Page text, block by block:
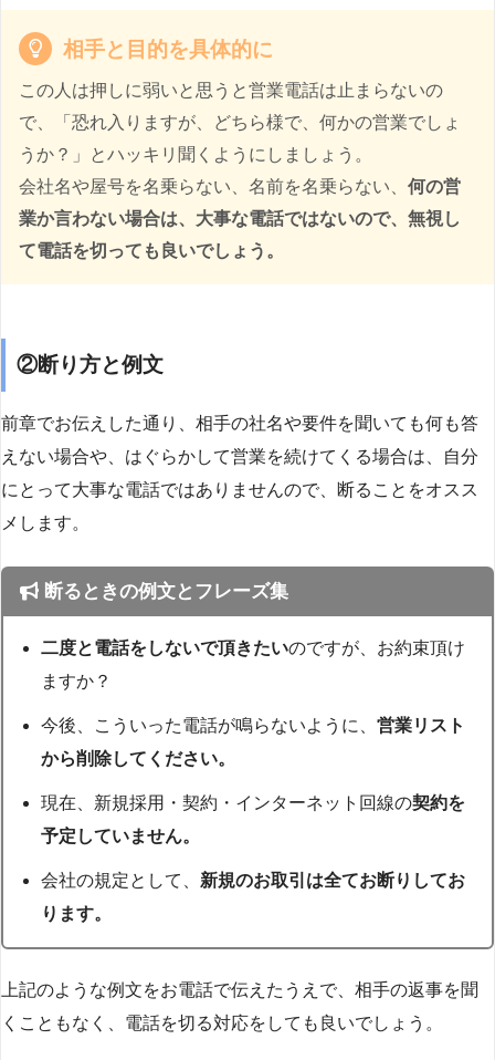
相手と目的を具体的に
この人は押しに弱いと思うと営業電話は止まらないの
で、「恐れ入りますが、どちら様で、何かの営業でしょ
うか？」とハッキリ聞くようにしましょう。
会社名や屋号を名乗らない、名前を名乗らない、 何の営
業か言わない場合は、大事な電話ではないので、無視し
て電話を切っても良いでしょう。
②断り方と例文
前章でお伝えした通り、相手の社名や要件を聞いても何も答
えない場合や、はぐらかして営業を続けてくる場合は、自分
にとって大事な電話ではありませんので、断ることをオスス
メします。
断るときの例文とフレーズ集
二度と電話をしないで頂きたいのですが、お約束頂け
ますか？
今後、こういった電話が鳴らないように、営業リスト
から削除してください。
現在、新規採用・契約・インターネット回線の契約を
予定していません。
会社の規定として、 新規のお取引は全てお断りしてお
ります。
上記のような例文をお電話で伝えたうえで、相手の返事を聞
くこともなく、電話を切る対応をしても良いでしょう。